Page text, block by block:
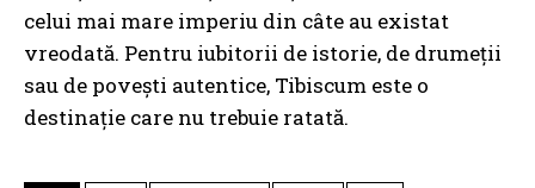
celui mai mare imperiu din câte au existat
vreodată. Pentru iubitorii de istorie, de drumeții
sau de povești autentice, Tibiscum este o
destinație care nu trebuie ratată.